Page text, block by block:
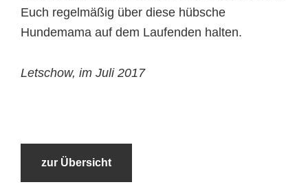
Euch regelmäßig über diese hübsche
Hundemama auf dem Laufenden halten.
Letschow, im Juli 2017
zur Übersicht